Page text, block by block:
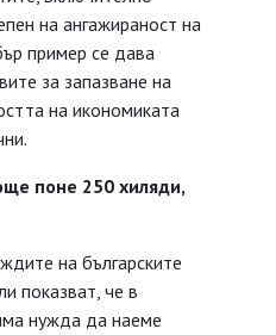
на ангажираност на
пример се дава
за запазване на
на икономиката
поне 250 хиляди,
на българските
показват, че в
нужда да наеме